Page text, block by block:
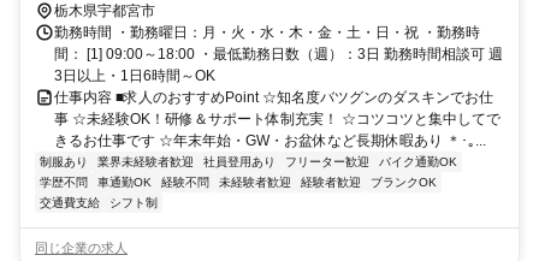
栃木県宇都宮市
勤務時間 ・勤務曜日：月・火・水・木・金・土・日・祝 ・勤務時
間： [1] 09:00～18:00 ・最低勤務日数（週）：3日 勤務時間相談可 週
3日以上・1日6時間～OK
仕事内容 ■求人のおすすめPoint ☆知名度バツグンのダスキンでお仕
事 ☆未経験OK！研修＆サポート体制充実！ ☆コツコツと集中してで
きるお仕事です ☆年末年始・GW・お盆休など長期休暇あり ＊･｡...
制服あり 業界未経験者歓迎 社員登用あり フリーター歓迎
バイク通勤OK
学歴不問
車通勤OK 経験不問 未経験者歓迎 経験者歓迎
ブランクOK
交通費支給
シフト制
同じ企業の求人